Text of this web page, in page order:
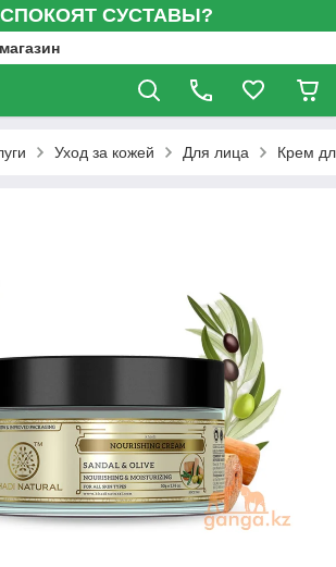
СУСТАВЫ?
Уход за кожей Для лица Крем